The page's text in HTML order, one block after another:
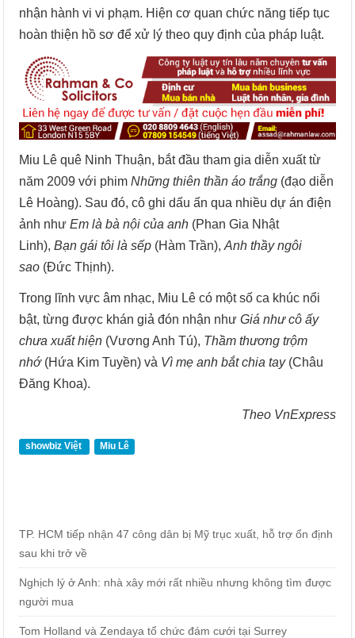
nhận hành vi vi phạm. Hiện cơ quan chức năng tiếp tục
hoàn thiện hồ sơ để xử lý theo quy định của pháp luật.
Miu Lê quê Ninh Thuận, bắt đầu tham gia diễn xuất từ
năm 2009 với phimNhững thiên thần áo trắng (đạo diễn
Lê Hoàng). Sau đó, cô ghi dấu ấn qua nhiều dự án điện
ảnh nhưEm là bà nội của anh (Phan Gia Nhật
Linh),Bạn gái tôi là sếp (Hàm Trần),Anh thầy ngôi
sao (Đức Thịnh).
Trong lĩnh vực âm nhạc, Miu Lê có một số ca khúc nổi
bật, từng được khán giả đón nhận nhưGiá như cô ấy
chưa xuất hiện (Vương Anh Tú), Thầm thương trộm
nhớ(Hứa Kim Tuyền) và Vì mẹ anh bắt chia tay(Châu
Đăng Khoa).
Theo VnExpress
showbiz Việt Miu Lê
TP. HCM tiếp nhận 47 công dân bị Mỹ trục xuất, hỗ trợ ổn định
sau khi trở về
Nghịch lý ở Anh: nhà xây mới rất nhiều nhưng không tìm được
người mua
Tom Holland và Zendaya tổ chức đám cưới tại Surrey